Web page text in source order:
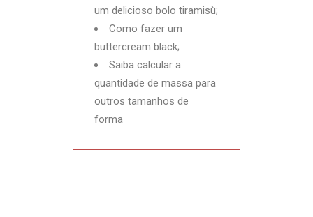
um delicioso bolo tiramisù;
Como fazer um
buttercream black;
Saiba calcular a
quantidade de massa para
outros tamanhos de
forma